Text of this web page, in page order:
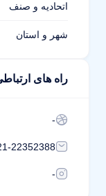
اتحادیه و صنف
شهر و استان
راه های
-
22352388
-